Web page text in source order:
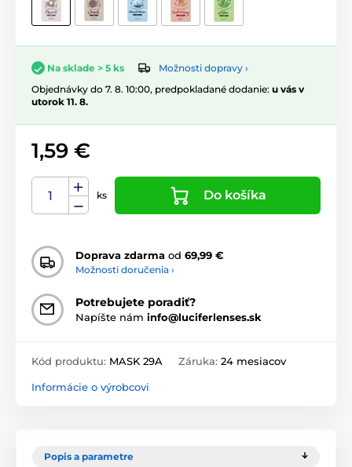
Na sklade > 5 ks
Možnosti dopravy ›
Objednávky do 7. 8. 10:00, predpokladané dodanie: u vás v
utorok 11. 8.
1,59 €
ks Do košíka
Doprava zdarma od 69,99 €
Možnosti doručenia ›
Potrebujete poradiť?
Napíšte nám info@luciferlenses.sk
Kód produktu: MASK 29A Záruka: 24 mesiacov
Informácie o výrobcovi
Popis a parametre